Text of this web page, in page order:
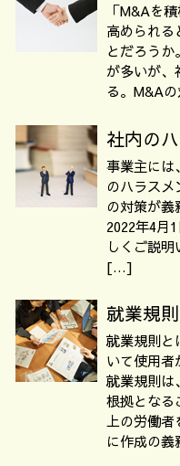
「M&Aを
高められる
とだろうか
が多いが、
る。M&A
社内の
事業主には
のハラスメ
の対策が義
2022年4月
しくご説
[…]
就業規
就業規則と
いて使用者
就業規則は
根拠となる
上の労働者
に作成の